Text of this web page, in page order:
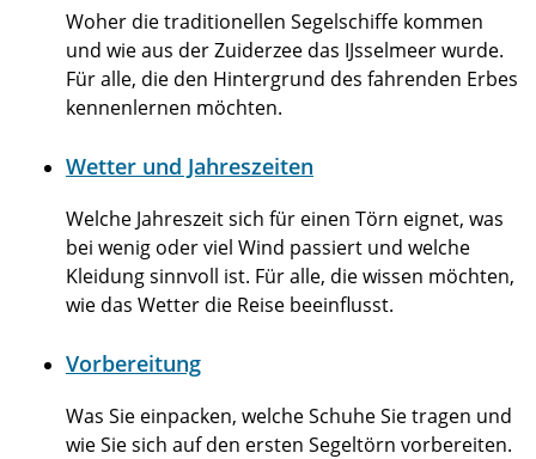
Woher die traditionellen Segelschiffe kommen
und wie aus der Zuiderzee das IJsselmeer wurde.
Für alle, die den Hintergrund des fahrenden Erbes
kennenlernen möchten.
Wetter und Jahreszeiten
Welche Jahreszeit sich für einen Törn eignet, was
bei wenig oder viel Wind passiert und welche
Kleidung sinnvoll ist. Für alle, die wissen möchten,
wie das Wetter die Reise beeinflusst.
Vorbereitung
Was Sie einpacken, welche Schuhe Sie tragen und
wie Sie sich auf den ersten Segeltörn vorbereiten.